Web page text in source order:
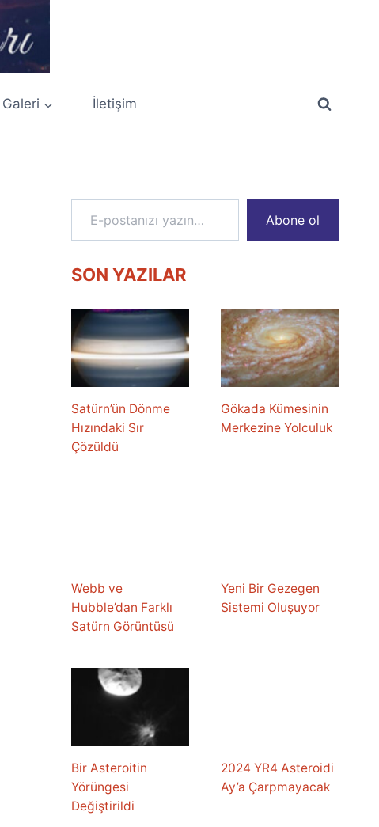
Galeri İletişim
E-postanızı yazın…
Abone ol
SON YAZILAR
Satürn’ün Dönme
Hızındaki Sır
Çözüldü
Gökada Kümesinin
Merkezine Yolculuk
Webb ve
Hubble’dan Farklı
Satürn Görüntüsü
Yeni Bir Gezegen
Sistemi Oluşuyor
Bir Asteroitin
Yörüngesi
Değiştirildi
2024 YR4 Asteroidi
Ay’a Çarpmayacak